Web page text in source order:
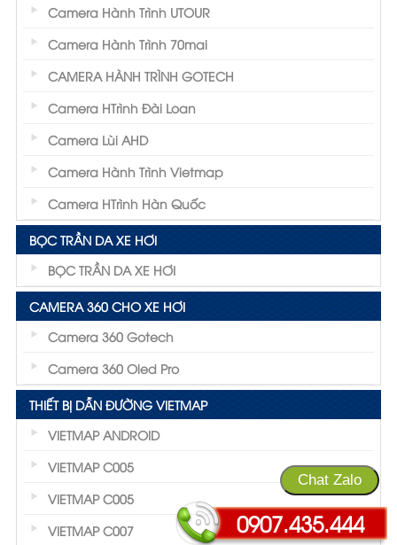
Camera Hành Trình UTOUR
Camera Hành Trình 70mai
CAMERA HÀNH TRÌNH GOTECH
Camera HTrình Đài Loan
Camera Lùi AHD
Camera Hành Trình Vietmap
Camera HTrình Hàn Quốc
BỌC TRẦN DA XE HƠI
BỌC TRẦN DA XE HƠI
CAMERA 360 CHO XE HƠI
Camera 360 Gotech
Camera 360 Oled Pro
THIẾT BỊ DẪN ĐƯỜNG VIETMAP
VIETMAP ANDROID
VIETMAP C005
VIETMAP C005
VIETMAP C007
0907.435.444
Chat Zalo